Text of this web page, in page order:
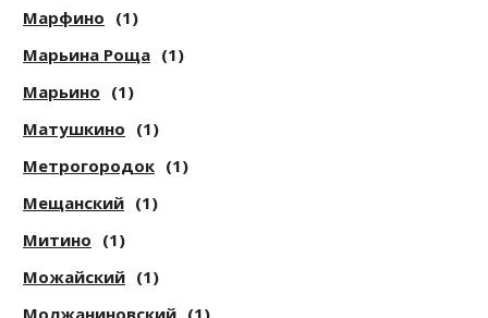
Марфино (1)
Марьина Роща (1)
Марьино (1)
Матушкино (1)
Метрогородок (1)
Мещанский (1)
Митино (1)
Можайский (1)
Молжаниновский (1)